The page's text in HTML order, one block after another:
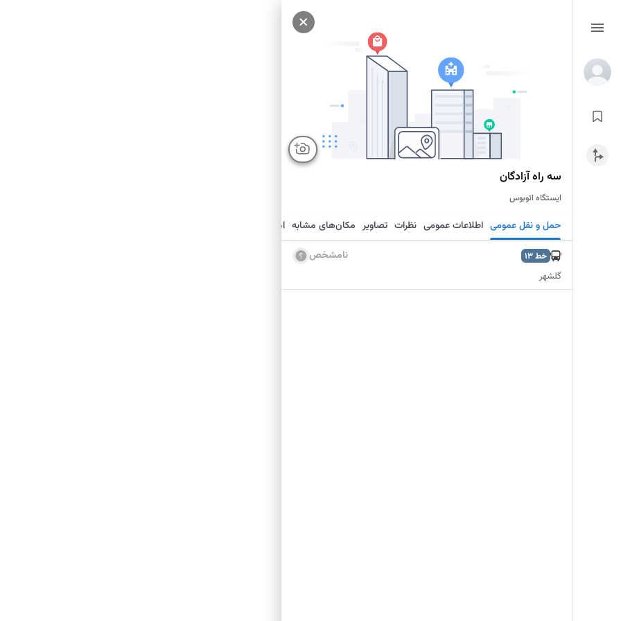
سه راه آزادگان
ایستگاه اتوبوس
حمل و نقل عمومی اطلاعات عمومی نظرات تصاویر مکان‌های مشابه امکانات نزدیک
خط13 نامشخص
گلشهر